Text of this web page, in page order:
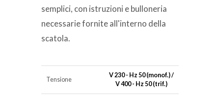
semplici, con istruzioni e bulloneria
necessarie fornite all'interno della
scatola.
Tensione
V 230 - Hz 50 (monof.) /
V 400 - Hz 50 (trif.)